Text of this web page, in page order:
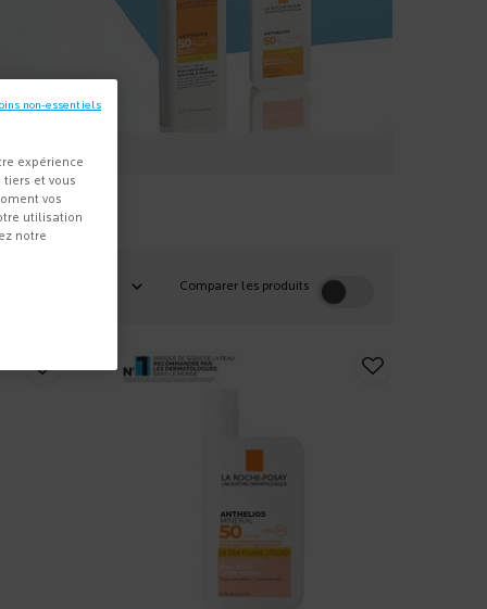
Comparer les produits
expérience
et vous
vos
utilisation
notre
non-essentiels